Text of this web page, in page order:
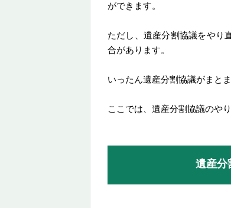
ができます。
ただし、遺産分割協議をやり
合があります。
いったん遺産分割協議がまと
ここでは、遺産分割協議のや
遺産分